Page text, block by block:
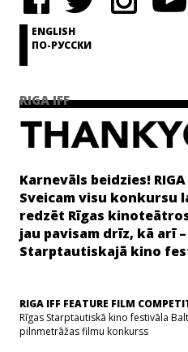
ENGLISH
ПО-РУССКИ
RIGA IFF
Karnevāls beidzies!
Sveicam visu konkursu
redzēt Rīgas
jau pavisam drīz, kā arī
Starptautiskajā kino
RIGA IFF FEATURE FILM
Rīgas Starptautiskā kino festivāla
pilnmetrāžas filmu konkurss